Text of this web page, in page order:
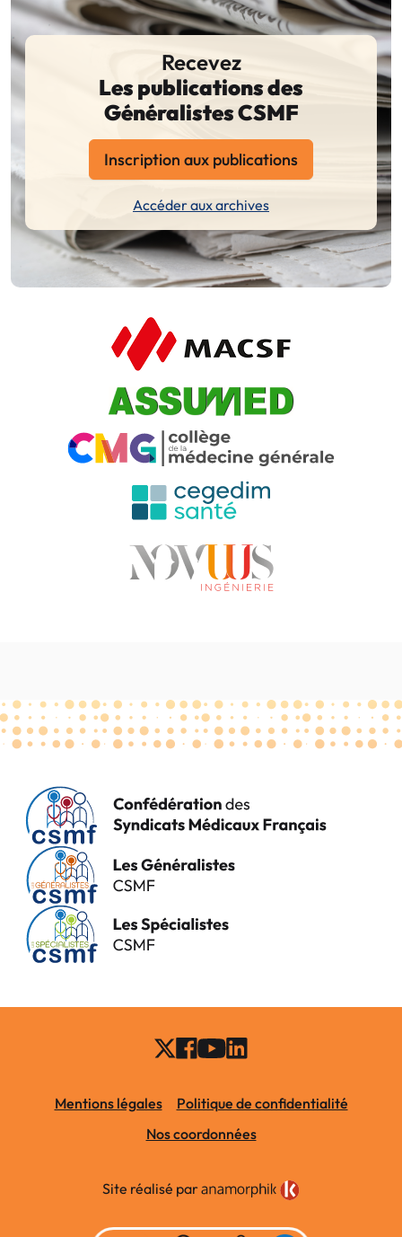
Recevez
Les publications des
Généralistes CSMF
Inscription aux publications
Accéder aux archives
Mentions légales
Politique de confidentialité
Nos coordonnées
Site réalisé par